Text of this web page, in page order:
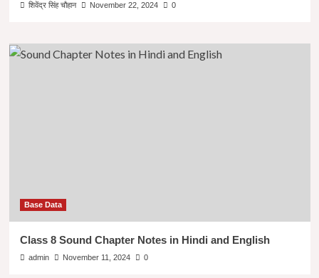
शिवेंद्र सिंह चौहान November 22, 2024 0
Base Data
Class 8 Sound Chapter Notes in Hindi and English
admin November 11, 2024 0